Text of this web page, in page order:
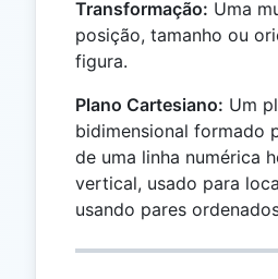
Transformação: Uma
posição, tamanho ou
figura.
Plano Cartesiano: Um
bidimensional formado
de uma linha numérica
vertical, usado para
usando pares